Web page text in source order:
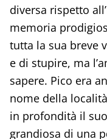
diversa rispetto
memoria
tutta la sua breve
e di stupire, ma
sapere. Pico era
nome della
in profondità il
grandiosa di una